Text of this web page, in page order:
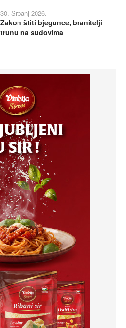
30. Srpanj 2026.
Zakon štiti bjegunce, branitelji
trunu na sudovima